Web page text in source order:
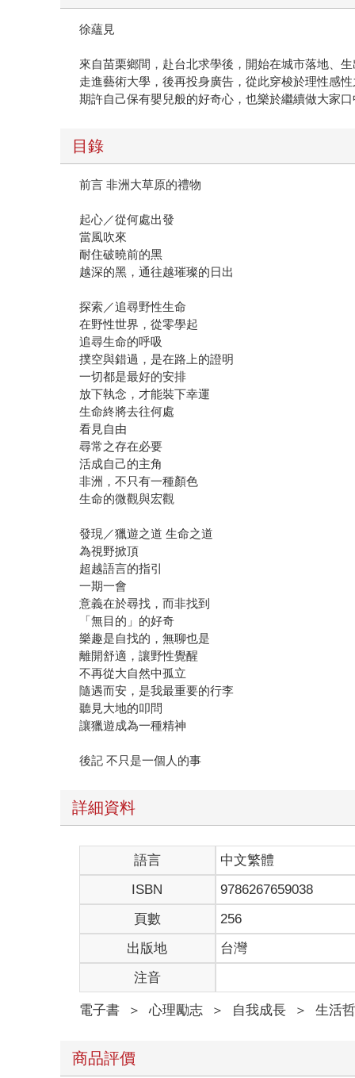
徐蘊見
來自苗栗鄉間，赴台北求學後，開始在城市落地、
走進藝術大學，後再投身廣告，從此穿梭於理性感
期許自己保有嬰兒般的好奇心，也樂於繼續做大家
目錄
前言 非洲大草原的禮物
起心／從何處出發
當風吹來
耐住破曉前的黑
越深的黑，通往越璀璨的日出
探索／追尋野性生命
在野性世界，從零學起
追尋生命的呼吸
撲空與錯過，是在路上的證明
一切都是最好的安排
放下執念，才能裝下幸運
生命終將去往何處
看見自由
尋常之存在必要
活成自己的主角
非洲，不只有一種顏色
生命的微觀與宏觀
發現／獵遊之道 生命之道
為視野掀頂
超越語言的指引
一期一會
意義在於尋找，而非找到
「無目的」的好奇
樂趣是自找的，無聊也是
離開舒適，讓野性覺醒
不再從大自然中孤立
隨遇而安，是我最重要的行李
聽見大地的叩問
讓獵遊成為一種精神
後記 不只是一個人的事
詳細資料
語言 中文繁體
ISBN
9786267659038
頁數
256
出版地
台灣
注音
電子書 ＞ 心理勵志 ＞ 自我成長 ＞ 生活
商品評價